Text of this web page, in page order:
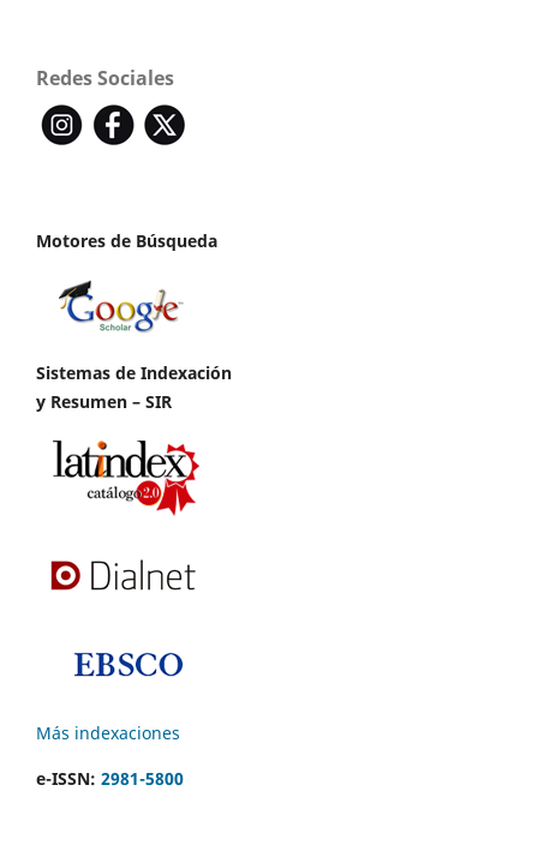
Redes Sociales
Motores de Búsqueda
Sistemas de Indexación
y Resumen – SIR
Más indexaciones
e-ISSN: 2981-5800